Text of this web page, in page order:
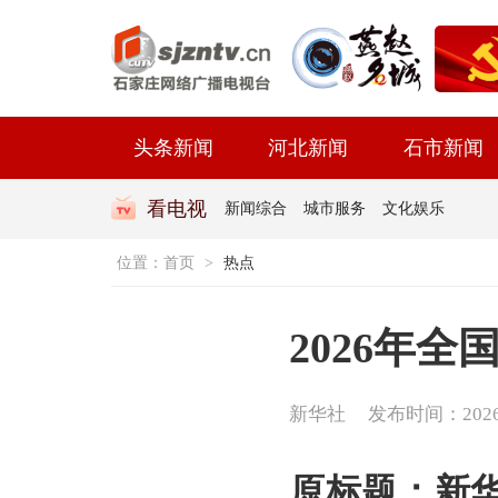
头条新闻 河北新闻 石市新闻
看电视 新闻综合 城市服务 文化娱乐
位置： 首页 > 热点
2026年全
新华社 发布时间：